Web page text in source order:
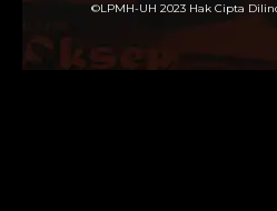
©LPMH-UH 2023 Hak Cipta